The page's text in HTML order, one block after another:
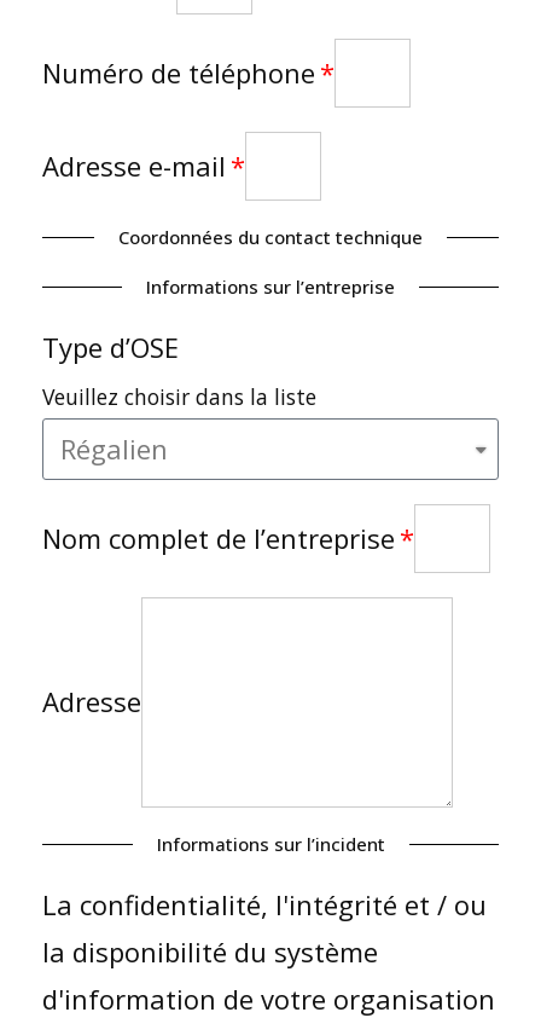
Numéro de téléphone
Adresse e-mail
Coordonnées du contact technique
Informations sur l’entreprise
Type d’OSE
Veuillez choisir dans la liste
Nom complet de l’entreprise
Adresse
Informations sur l’incident
La confidentialité, l'intégrité et / ou
la disponibilité du système
d'information de votre organisation